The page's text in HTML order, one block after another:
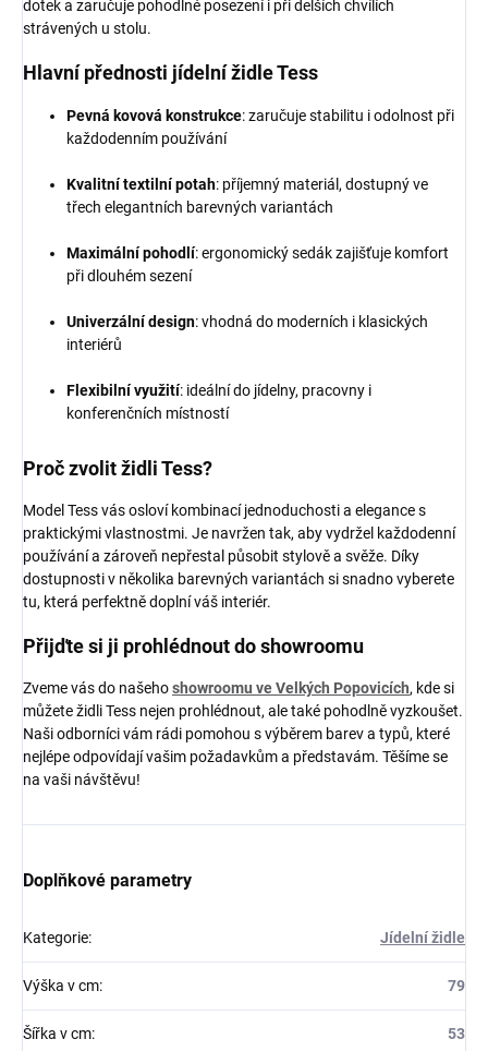
dotek a zaručuje pohodlné posezení i při delších chvílích
strávených u stolu.
Hlavní přednosti jídelní židle Tess
Pevná kovová konstrukce: zaručuje stabilitu i odolnost při
každodenním používání
Kvalitní textilní potah: příjemný materiál, dostupný ve
třech elegantních barevných variantách
Maximální pohodlí: ergonomický sedák zajišťuje komfort
při dlouhém sezení
Univerzální design: vhodná do moderních i klasických
interiérů
Flexibilní využití: ideální do jídelny, pracovny i
konferenčních místností
Proč zvolit židli Tess?
Model Tess vás osloví kombinací jednoduchosti a elegance s
praktickými vlastnostmi. Je navržen tak, aby vydržel každodenní
používání a zároveň nepřestal působit stylově a svěže. Díky
dostupnosti v několika barevných variantách si snadno vyberete
tu, která perfektně doplní váš interiér.
Přijďte si ji prohlédnout do showroomu
Zveme vás do našehoshowroomu ve Velkých Popovicích, kde si
můžete židli Tess nejen prohlédnout, ale také pohodlně vyzkoušet.
Naši odborníci vám rádi pomohou s výběrem barev a typů, které
nejlépe odpovídají vašim požadavkům a představám. Těšíme se
na vaši návštěvu!
Doplňkové parametry
Kategorie: Jídelní židle
Výška v cm: 79
Šířka v cm: 53